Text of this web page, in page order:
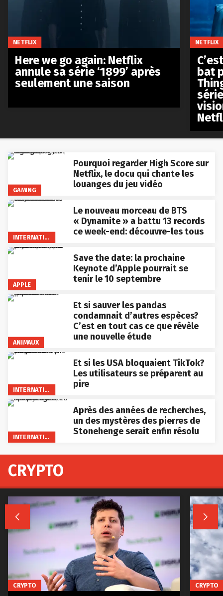
GAMING
Pourquoi regarder High Score sur
Netflix, le docu qui chante les
louanges du jeu vidéo
INTERNATIONAL
Le nouveau morceau de BTS
« Dynamite » a battu 13 records
ce week-end: découvre-les tous
APPLE
Save the date: la prochaine
Keynote d’Apple pourrait se
tenir le 10 septembre
ANIMAUX
Et si sauver les pandas
condamnait d’autres espèces?
C’est en tout cas ce que révèle
une nouvelle étude
INTERNATIONAL
Et si les USA bloquaient TikTok?
Les utilisateurs se préparent au
pire
INTERNATIONAL
Après des années de recherches,
un des mystères des pierres de
Stonehenge serait enfin résolu
NETFLIX
Here we go again: Netflix
annule sa série ‘1899’ après
seulement une saison
NETFLIX
bat
CRYPTO
 
CRYPTO CRYPTO